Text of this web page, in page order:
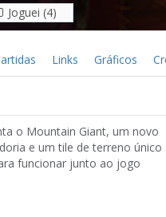
Joguei (4)
Links Gráficos
o Mountain Giant, um novo
e um tile de terreno único
funcionar junto ao jogo